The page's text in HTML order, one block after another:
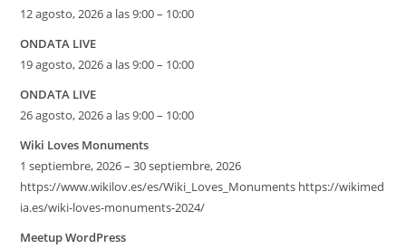
12 agosto, 2026 a las 9:00 – 10:00
ONDATA LIVE
19 agosto, 2026 a las 9:00 – 10:00
ONDATA LIVE
26 agosto, 2026 a las 9:00 – 10:00
Wiki Loves Monuments
1 septiembre, 2026 – 30 septiembre, 2026
https://www.wikilov.es/es/Wiki_Loves_Monuments https://wikimed
ia.es/wiki-loves-monuments-2024/
Meetup WordPress